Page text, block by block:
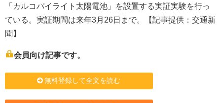
「カルコパイライト太陽電池」を設置する実証実験を行っ
ている。実証期間は来年3月26日まで。【記事提供：交通新
聞】
会員向け記事です。
無料登録して全文を読む